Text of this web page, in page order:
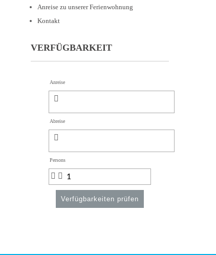
Anreise zu unserer Ferienwohnung
Kontakt
VERFÜGBARKEIT
Anreise
Abreise
Persons
Verfügbarkeiten prüfen